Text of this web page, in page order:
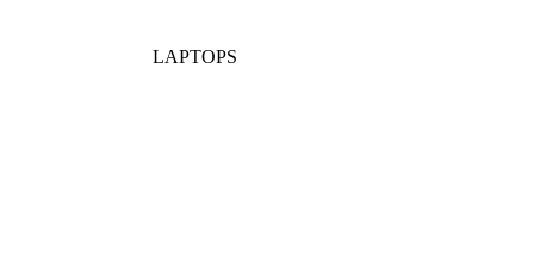
LAPTOPS